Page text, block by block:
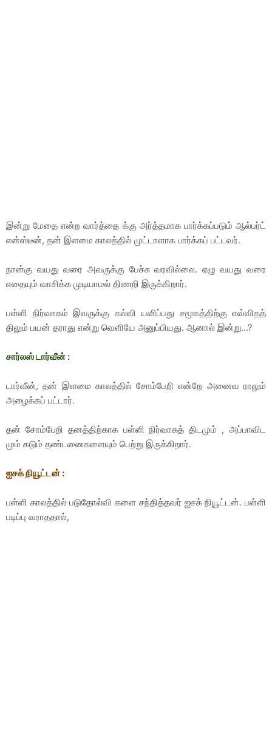
இன்று மேதை என்ற வார்த்தை க்கு அர்த்தமாக பார்க்கப்படும் ஆல்பர்ட்
என்ஸ்டீன், தன் இளமை காலத்தில் முட்டாளாக பார்க்கப் பட்டவர்.
நான்கு வயது வரை அவருக்கு பேச்சு வரவில்லை. ஏழு வயது வரை
எதையும் வாசிக்க முடியாமல் திணறி இருக்கிறார்.
பள்ளி நிர்வாகம் இவருக்கு கல்வி யளிப்பது சமூகத்திற்கு எவ்விதத்
திலும் பயன் தராது என்று வெளியே அனுப்பியது. ஆனால் இன்று...?
சார்லஸ் டார்வீன் :
டார்வீன், தன் இளமை காலத்தில் சோம்பேறி என்றே அனைவ ராலும்
அழைக்கப் பட்டார்.
தன் சோம்பேறி தனத்திற்காக பள்ளி நிர்வாகத் திடமும் , அப்பாவிட
மும் கடும் தண்டனைகளையும் பெற்று இருக்கிறார்.
ஐசக் நியூட்டன் :
பள்ளி காலத்தில் படுதோல்வி களை சந்தித்தவர் ஐசக் நியூட்டன். பள்ளி
படிப்பு வராததால்,